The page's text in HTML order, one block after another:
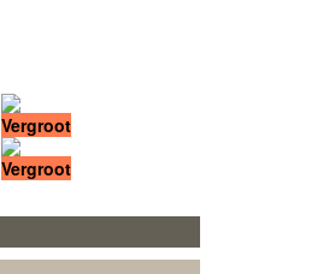
Vergroot
Vergroot